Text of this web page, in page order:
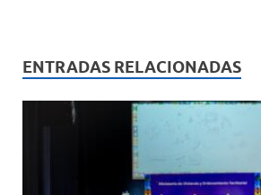
s
A
b
o
p
ar
ENTRADAS RELACIONADAS